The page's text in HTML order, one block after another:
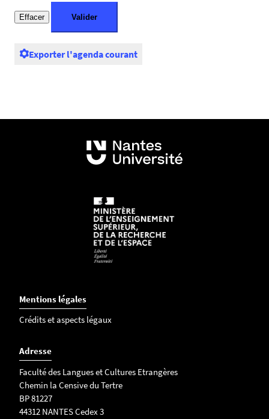
Exporter l'agenda courant
Mentions légales
Crédits et aspects légaux
Adresse
Faculté des Langues et Cultures Etrangères
Chemin la Censive du Tertre
BP 81227
44312 NANTES Cedex 3